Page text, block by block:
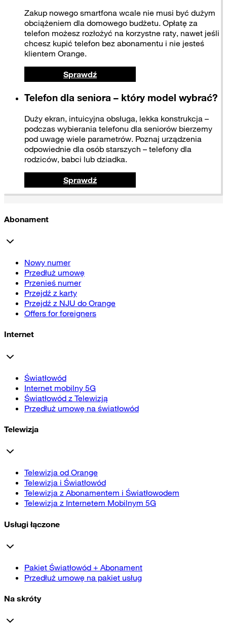
Zakup nowego smartfona wcale nie musi być dużym
obciążeniem dla domowego budżetu. Opłatę za
telefon możesz rozłożyć na korzystne raty, nawet jeśli
chcesz kupić telefon bez abonamentu i nie jesteś
klientem Orange.
Sprawdź
Telefon dla seniora – który model wybrać?
Duży ekran, intuicyjna obsługa, lekka konstrukcja –
podczas wybierania telefonu dla seniorów bierzemy
pod uwagę wiele parametrów. Poznaj urządzenia
odpowiednie dla osób starszych – telefony dla
rodziców, babci lub dziadka.
Sprawdź
Abonament
Nowy numer
Przedłuż umowę
Przenieś numer
Przejdź z karty
Przejdź z NJU do Orange
Offers for foreigners
Internet
Światłowód
Internet mobilny 5G
Światłowód z Telewizją
Przedłuż umowę na światłowód
Telewizja
Telewizja od Orange
Telewizja i Światłowód
Telewizja z Abonamentem i Światłowodem
Telewizja z Internetem Mobilnym 5G
Usługi łączone
Pakiet Światłowód + Abonament
Przedłuż umowę na pakiet usług
Na skróty